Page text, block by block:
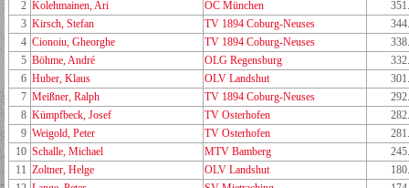
2 Kolehmainen, Ari OC München
3 Kirsch, Stefan TV 1894 Coburg-Neuses
4 Cionoiu, Gheorghe TV 1894 Coburg-Neuses
5 Böhme, André OLG Regensburg
6 Huber, Klaus OLV Landshut
7 Meißner, Ralph TV 1894 Coburg-Neuses
8 Kümpfbeck, Josef TV Osterhofen
9 Weigold, Peter TV Osterhofen
10 Schalle, Michael MTV Bamberg
11 Zoltner, Helge OLV Landshut